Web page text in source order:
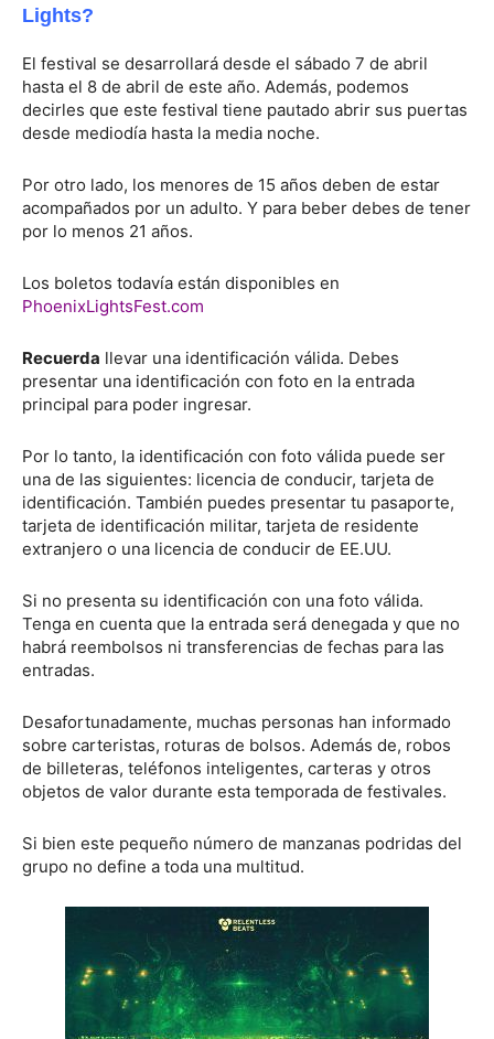
Lights?
El festival se desarrollará desde el sábado 7 de abril
hasta el 8 de abril de este año. Además, podemos
decirles que este festival tiene pautado abrir sus puertas
desde mediodía hasta la media noche.
Por otro lado, los menores de 15 años deben de estar
acompañados por un adulto. Y para beber debes de tener
por lo menos 21 años.
Los boletos todavía están disponibles en
PhoenixLightsFest.com
Recuerda llevar una identificación válida. Debes
presentar una identificación con foto en la entrada
principal para poder ingresar.
Por lo tanto, la identificación con foto válida puede ser
una de las siguientes: licencia de conducir, tarjeta de
identificación. También puedes presentar tu pasaporte,
tarjeta de identificación militar, tarjeta de residente
extranjero o una licencia de conducir de EE.UU.
Si no presenta su identificación con una foto válida.
Tenga en cuenta que la entrada será denegada y que no
habrá reembolsos ni transferencias de fechas para las
entradas.
Desafortunadamente, muchas personas han informado
sobre carteristas, roturas de bolsos. Además de, robos
de billeteras, teléfonos inteligentes, carteras y otros
objetos de valor durante esta temporada de festivales.
Si bien este pequeño número de manzanas podridas del
grupo no define a toda una multitud.